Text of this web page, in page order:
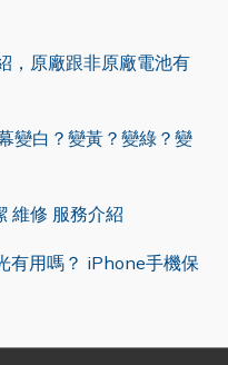
原廠跟非原廠電池有
變白？變黃？變綠？變
維修 服務介紹
有用嗎？ iPhone手機保